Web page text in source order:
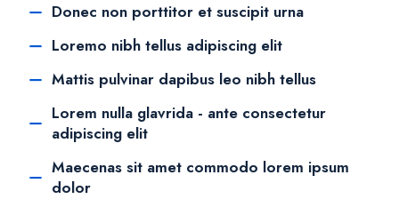
Donec non porttitor et suscipit urna
Loremo nibh tellus adipiscing elit
Mattis pulvinar dapibus leo nibh tellus
Lorem nulla glavrida - ante consectetur
adipiscing elit
Maecenas sit amet commodo lorem ipsum
dolor